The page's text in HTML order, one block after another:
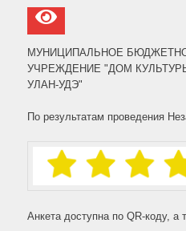
МУНИЦИПАЛЬНОЕ
УЧРЕЖДЕНИЕ "ДОМ
УЛАН-УДЭ"
По результатам проведения
Анкета доступна по QR-коду, а